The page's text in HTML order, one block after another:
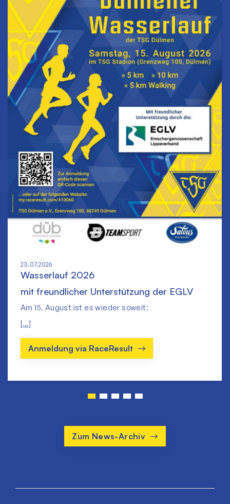
Wasserlauf 2026
mit freundlicher Unterstützung der EGLV
Am 15. August ist es wieder soweit:
[...]
Anmeldung via RaceResult
Zum News-Archiv